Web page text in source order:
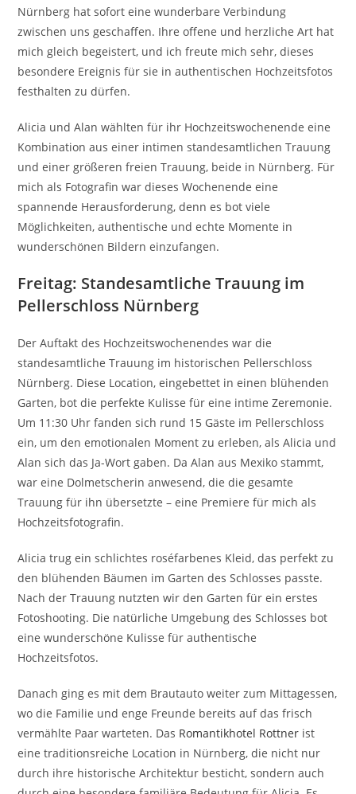
Nürnberg hat sofort eine wunderbare Verbindung
zwischen uns geschaffen. Ihre offene und herzliche Art hat
mich gleich begeistert, und ich freute mich sehr, dieses
besondere Ereignis für sie in authentischen Hochzeitsfotos
festhalten zu dürfen.
Alicia und Alan wählten für ihr Hochzeitswochenende eine
Kombination aus einer intimen standesamtlichen Trauung
und einer größeren freien Trauung, beide in Nürnberg. Für
mich als Fotografin war dieses Wochenende eine
spannende Herausforderung, denn es bot viele
Möglichkeiten, authentische und echte Momente in
wunderschönen Bildern einzufangen.
Freitag: Standesamtliche Trauung im
Pellerschloss Nürnberg
Der Auftakt des Hochzeitswochenendes war die
standesamtliche Trauung im historischen Pellerschloss
Nürnberg. Diese Location, eingebettet in einen blühenden
Garten, bot die perfekte Kulisse für eine intime Zeremonie.
Um 11:30 Uhr fanden sich rund 15 Gäste im Pellerschloss
ein, um den emotionalen Moment zu erleben, als Alicia und
Alan sich das Ja-Wort gaben. Da Alan aus Mexiko stammt,
war eine Dolmetscherin anwesend, die die gesamte
Trauung für ihn übersetzte – eine Premiere für mich als
Hochzeitsfotografin.
Alicia trug ein schlichtes roséfarbenes Kleid, das perfekt zu
den blühenden Bäumen im Garten des Schlosses passte.
Nach der Trauung nutzten wir den Garten für ein erstes
Fotoshooting. Die natürliche Umgebung des Schlosses bot
eine wunderschöne Kulisse für authentische
Hochzeitsfotos.
Danach ging es mit dem Brautauto weiter zum Mittagessen,
wo die Familie und enge Freunde bereits auf das frisch
vermählte Paar warteten. Das Romantikhotel Rottner ist
eine traditionsreiche Location in Nürnberg, die nicht nur
durch ihre historische Architektur besticht, sondern auch